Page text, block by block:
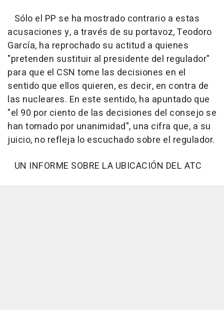
Sólo el PP se ha mostrado contrario a estas
acusaciones y, a través de su portavoz, Teodoro
García, ha reprochado su actitud a quienes
"pretenden sustituir al presidente del regulador"
para que el CSN tome las decisiones en el
sentido que ellos quieren, es decir, en contra de
las nucleares. En este sentido, ha apuntado que
"el 90 por ciento de las decisiones del consejo se
han tomado por unanimidad", una cifra que, a su
juicio, no refleja lo escuchado sobre el regulador.
UN INFORME SOBRE LA UBICACIÓN DEL ATC